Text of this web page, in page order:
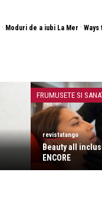
· Moduri de a iubi La Mer · Ways
FRUMUSETE SI
revistatango
Beauty all
ENCORE